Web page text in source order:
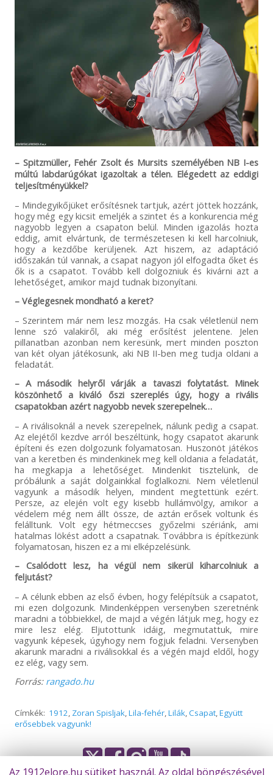
– Spitzmüller, Fehér Zsolt és Mursits személyében NB I-es
múltú labdarúgókat igazoltak a télen. Elégedett az eddigi
teljesítményükkel?
– Mindegyikőjüket erősítésnek tartjuk, azért jöttek hozzánk,
hogy még egy kicsit emeljék a szintet és a konkurencia még
nagyobb legyen a csapaton belül. Minden igazolás hozta
eddig, amit elvártunk, de természetesen ki kell harcolniuk,
hogy a kezdőbe kerüljenek. Azt hiszem, az adaptáció
időszakán túl vannak, a csapat nagyon jól elfogadta őket és
ők is a csapatot. Tovább kell dolgozniuk és kivárni azt a
lehetőséget, amikor majd tudnak bizonyítani.
– Véglegesnek mondható a keret?
– Szerintem már nem lesz mozgás. Ha csak véletlenül nem
lenne szó valakiről, aki még erősítést jelentene. Jelen
pillanatban azonban nem keresünk, mert minden poszton
van két olyan játékosunk, aki NB II-ben meg tudja oldani a
feladatát.
– A második helyről várják a tavaszi folytatást. Minek
köszönhető a kiváló őszi szereplés úgy, hogy a rivális
csapatokban azért nagyobb nevek szerepelnek…
– A riválisoknál a nevek szerepelnek, nálunk pedig a csapat.
Az elejétől kezdve arról beszéltünk, hogy csapatot akarunk
építeni és ezen dolgozunk folyamatosan. Huszonöt játékos
van a keretben és mindenkinek meg kell oldania a feladatát,
ha megkapja a lehetőséget. Mindenkit tisztelünk, de
próbálunk a saját dolgainkkal foglalkozni. Nem véletlenül
vagyunk a második helyen, mindent megtettünk ezért.
Persze, az elején volt egy kisebb hullámvölgy, amikor a
védelem még nem állt össze, de aztán erősek voltunk és
felálltunk. Volt egy hétmeccses győzelmi szériánk, ami
hatalmas lökést adott a csapatnak. Továbbra is építkezünk
folyamatosan, hiszen ez a mi elképzelésünk.
– Csalódott lesz, ha végül nem sikerül kiharcolniuk a
feljutást?
– A célunk ebben az első évben, hogy felépítsük a csapatot,
mi ezen dolgozunk. Mindenképpen versenyben szeretnénk
maradni a többiekkel, de majd a végén látjuk meg, hogy ez
mire lesz elég. Eljutottunk idáig, megmutattuk, mire
vagyunk képesek, úgyhogy nem fogjuk feladni. Versenyben
akarunk maradni a riválisokkal és a végén majd eldől, hogy
ez elég, vagy sem.
Forrás: rangado.hu
Címkék: 1912, Zoran Spisljak,Lila-fehér,Lilák,Csapat,Együtt
erősebbek vagyunk!
Az 1912elore.hu sütiket használ. Az oldal böngészésével